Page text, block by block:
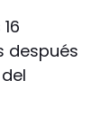
después